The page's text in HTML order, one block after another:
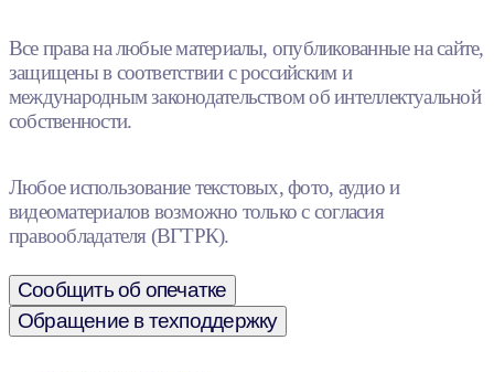
Все права на любые материалы, опубликованные на сайте,
защищены в соответствии с российским и
международным законодательством об интеллектуальной
собственности.
Любое использование текстовых, фото, аудио и
видеоматериалов возможно только с согласия
правообладателя (ВГТРК).
Сообщить об опечатке
Обращение в техподдержку